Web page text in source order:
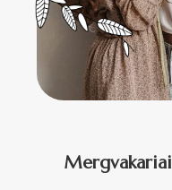
Mergvakariai